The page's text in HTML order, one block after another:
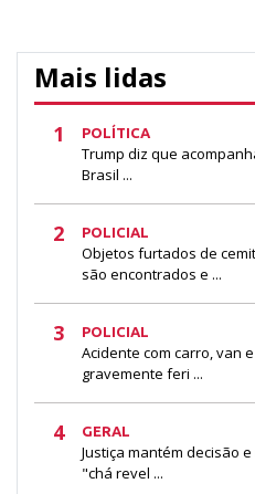
Mais lidas
1 POLÍTICA
Trump diz que
Brasil ...
2 POLICIAL
Objetos furtados de
são encontrados e ...
3 POLICIAL
Acidente com carro, van
gravemente feri ...
4 GERAL
Justiça mantém decisão
"chá revel ...